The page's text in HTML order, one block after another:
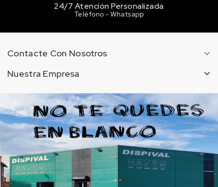
24/7 Atención Personalizada
Teléfono - Whatsapp
Contacte Con Nosotros
Nuestra Empresa